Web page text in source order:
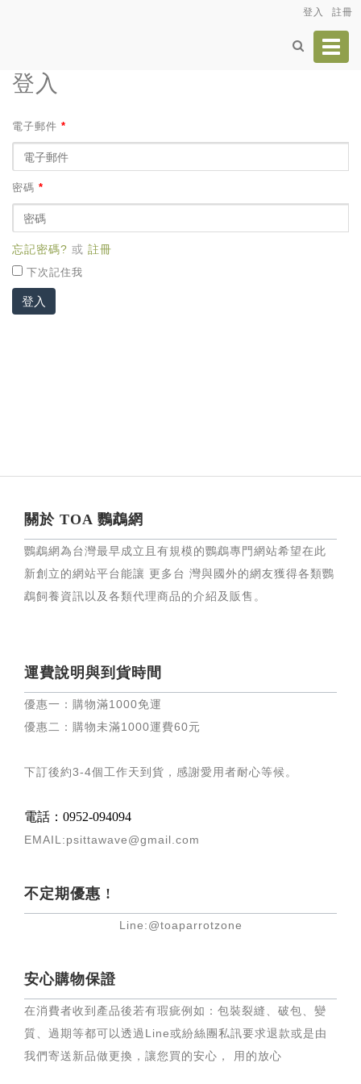
登入 註冊
登入
電子郵件 *
密碼 *
忘記密碼? 或 註冊
下次記住我
登入
關於 TOA 鸚鵡網
鸚鵡網為台灣最早成立且有規模的鸚鵡專門網站希望在此
新創立的網站平台能讓 更多台 灣與國外的網友獲得各類鸚
鵡飼養資訊以及各類代理商品的介紹及販售。
運費說明與到貨時間
優惠一：購物滿1000免運
優惠二：購物未滿1000運費60元
下訂後約3-4個工作天到貨，感謝愛用者耐心等候 。
電話：0952-094094
EMAIL:psittawave@gmail.com
不定期優惠 !
Line:@toaparrotzone
安心購物保證
在消費者收到產品後若有瑕疵例如：包裝裂縫、破包、變
質、過期等都可以透過Line或紛絲團私訊要求退款或是由
我們寄送新品做更換，讓您買的安心， 用的放心